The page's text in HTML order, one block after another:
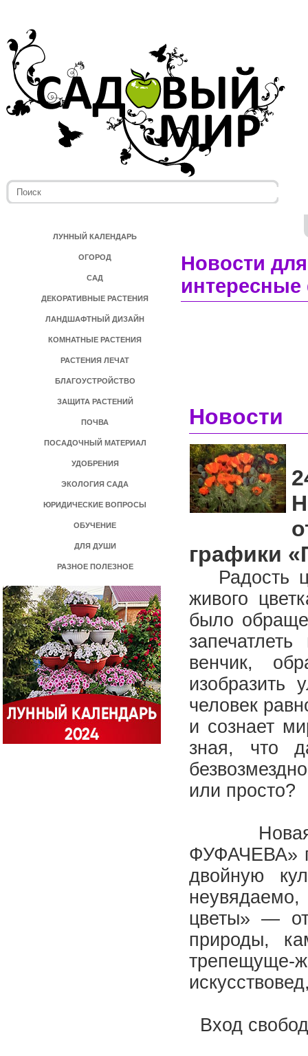
ЛУННЫЙ КАЛЕНДАРЬ
ОГОРОД
САД
ДЕКОРАТИВНЫЕ РАСТЕНИЯ
ЛАНДШАФТНЫЙ ДИЗАЙН
КОМНАТНЫЕ РАСТЕНИЯ
РАСТЕНИЯ ЛЕЧАТ
БЛАГОУСТРОЙСТВО
ЗАЩИТА РАСТЕНИЙ
ПОЧВА
ПОСАДОЧНЫЙ МАТЕРИАЛ
УДОБРЕНИЯ
ЭКОЛОГИЯ САДА
ЮРИДИЧЕСКИЕ ВОПРОСЫ
ОБУЧЕНИЕ
ДЛЯ ДУШИ
РАЗНОЕ ПОЛЕЗНОЕ
Новости
Новости
графики
Радость
живого
было
венчик,
изобразить
человек
и сознает
зная, что
или просто?
Новая
ФУФАЧЕВА»
двойную
цветы» —
природы,
Вход